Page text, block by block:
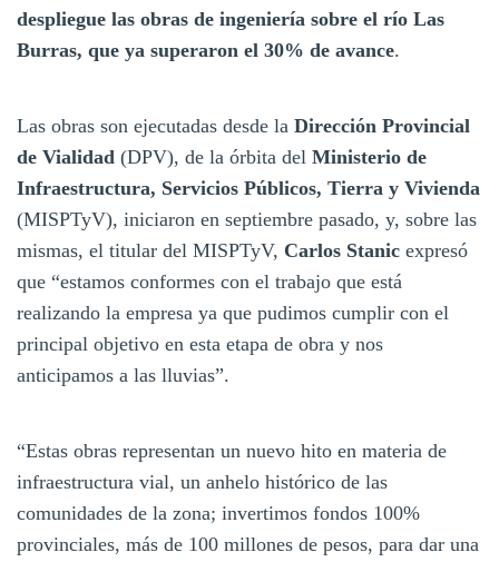
despliegue las obras de ingeniería sobre el río Las
Burras, que ya superaron el 30% de avance.
Las obras son ejecutadas desde la Dirección Provincial
de Vialidad (DPV), de la órbita del Ministerio de
Infraestructura, Servicios Públicos, Tierra y Vivienda
(MISPTyV), iniciaron en septiembre pasado, y, sobre las
mismas, el titular del MISPTyV, Carlos Stanic expresó
que “estamos conformes con el trabajo que está
realizando la empresa ya que pudimos cumplir con el
principal objetivo en esta etapa de obra y nos
anticipamos a las lluvias”.
“Estas obras representan un nuevo hito en materia de
infraestructura vial, un anhelo histórico de las
comunidades de la zona; invertimos fondos 100%
provinciales, más de 100 millones de pesos, para dar una